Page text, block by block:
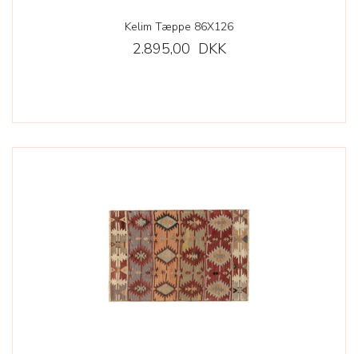
Kelim Tæppe 86X126
2.895,00 DKK